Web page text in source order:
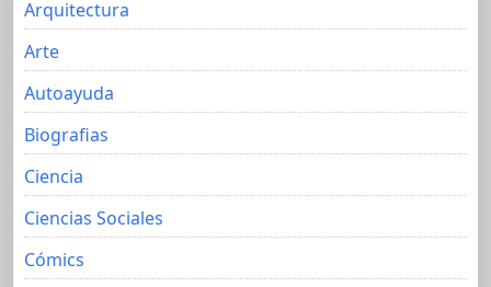
Arquitectura
Arte
Autoayuda
Biografias
Ciencia
Ciencias Sociales
Cómics